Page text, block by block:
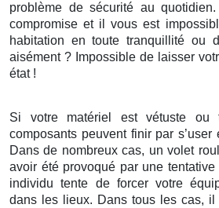
problème de sécurité au
compromise et il vous est
habitation en toute tranquillité ou
aisément ? Impossible de laisser
état !
Si votre matériel est vétuste ou
composants peuvent finir par s’user
Dans de nombreux cas, un volet
avoir été provoqué par une
individu tente de forcer votre
dans les lieux. Dans tous les cas, il